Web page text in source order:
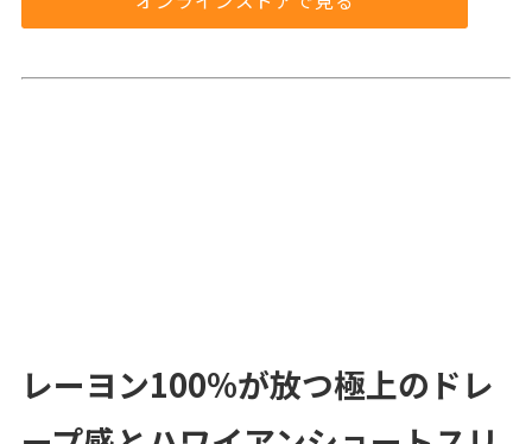
レーヨン100%が放つ極上のドレ